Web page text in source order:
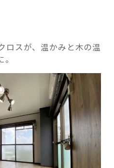
住み替え相談
ロスが、温かみと木の温